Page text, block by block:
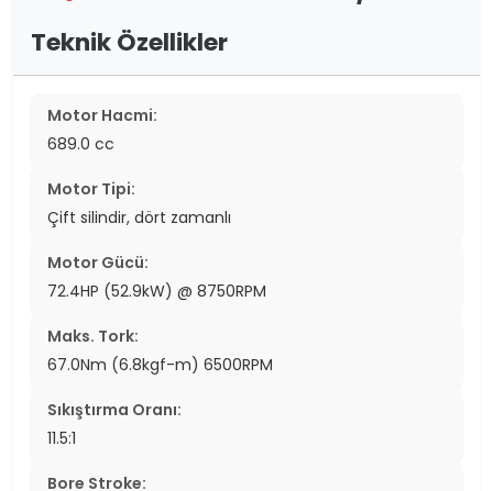
Teknik Özellikler
Motor Hacmi:
689.0 cc
Motor Tipi:
Çift silindir, dört zamanlı
Motor Gücü:
72.4HP (52.9kW) @ 8750RPM
Maks. Tork:
67.0Nm (6.8kgf-m) 6500RPM
Sıkıştırma Oranı:
11.5:1
Bore Stroke: